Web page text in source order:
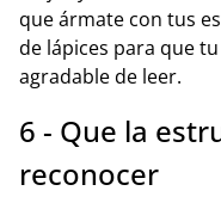
que ármate con tus
de lápices para que
agradable de leer.
6 - Que la
reconocer